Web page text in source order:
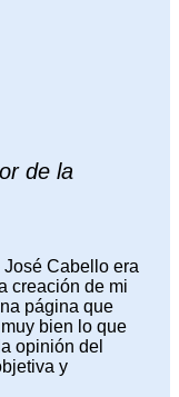
de la
Cabello era
creación de mi
página que
bien lo que
opinión del
y